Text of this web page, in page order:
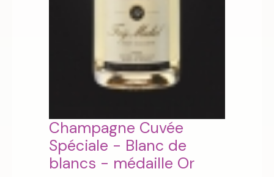
Champagne Cuvée
Spéciale - Blanc de
blancs - médaille Or